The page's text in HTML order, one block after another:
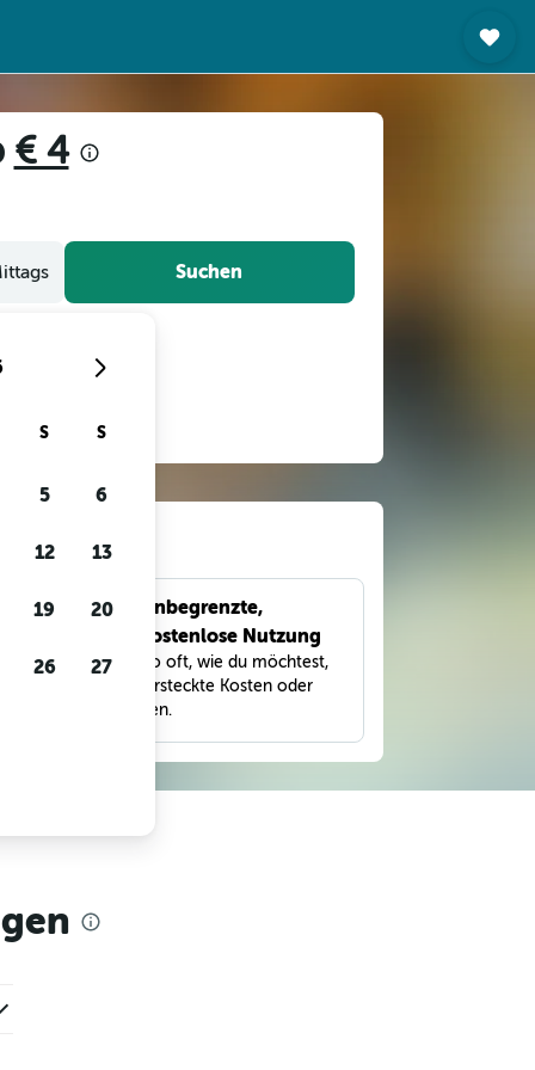
€ 4
Suchen
Unbegrenzte,
kostenlose Nutzung
Suche so oft, wie du möchtest,
ohne versteckte Kosten oder
Gebühren.
S S
5 6
12 13
19 20
26 27